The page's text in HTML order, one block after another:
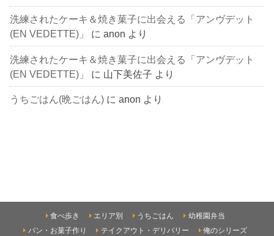
洗練されたケーキ＆焼き菓子に出会える「アンヴデット
(EN VEDETTE)」
にanon より
洗練されたケーキ＆焼き菓子に出会える「アンヴデット
(EN VEDETTE)」
に 山下美佐子 より
うちごはん(晩ごはん) にanon より
食べ歩き エリア別 うちごはん
幼稚園弁当
パン・お菓子作り
テイクアウト・デリバリー 俺のシリーズ